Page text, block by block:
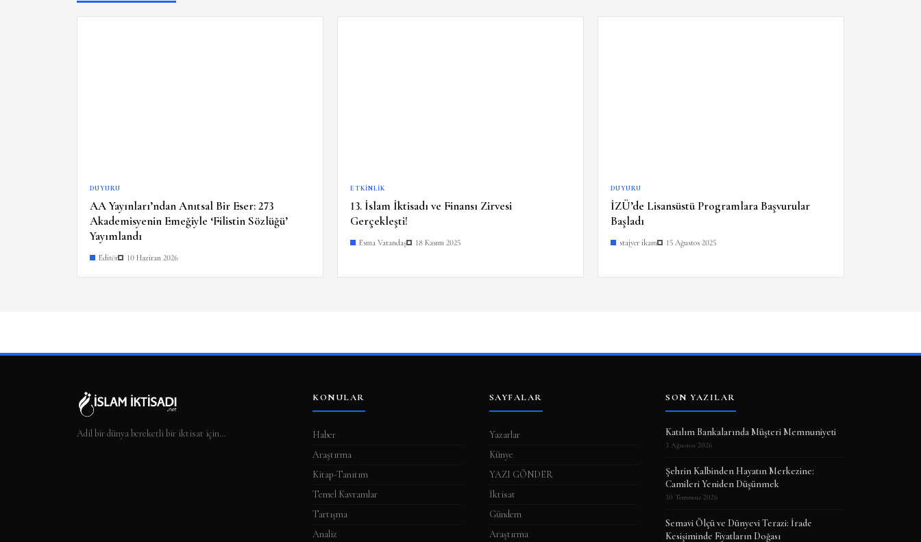
DUYURU
AA Yayınları’ndan Anıtsal Bir Eser: 273
Akademisyenin Emeğiyle ‘Filistin Sözlüğü’
Yayımlandı
Editör 10 Haziran 2026
ETKINLIK
13. İslam İktisadı ve Finansı Zirvesi
Gerçekleşti!
Esma Vatandaş 18 Kasım 2025
DUYURU
İZÜ’de Lisansüstü Programlara Başvurular
Başladı
stajyer ikam 15 Ağustos 2025
Adil bir dünya bereketli bir iktisat için…
KONULAR
Haber
Araştırma
Kitap-Tanıtım
Temel Kavramlar
Tartışma
Analiz
SAYFALAR
Yazarlar
Künye
YAZI GÖNDER
İktisat
Gündem
Araştırma
SON YAZILAR
Katılım Bankalarında Müşteri Memnuniyeti
3 Ağustos 2026
Şehrin Kalbinden Hayatın Merkezine:
Camileri Yeniden Düşünmek
30 Temmuz 2026
Semavi Ölçü ve Dünyevi Terazi: İrade
Kesişiminde Fiyatların Doğası